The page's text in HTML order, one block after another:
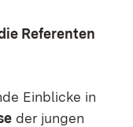
Referenten
Einblicke in
der jungen